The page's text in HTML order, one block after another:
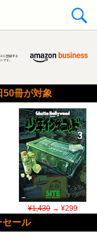
冊が対象
¥1,430→ ¥299
ール